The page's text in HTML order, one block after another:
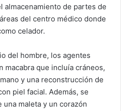
almacenamiento de partes de
del centro médico donde
celador.
del hombre, los agentes
macabra que incluía cráneos,
y una reconstrucción de
piel facial. Además, se
maleta y un corazón